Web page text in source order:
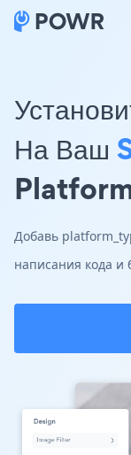
На Ваш
Добавь
написания кода и